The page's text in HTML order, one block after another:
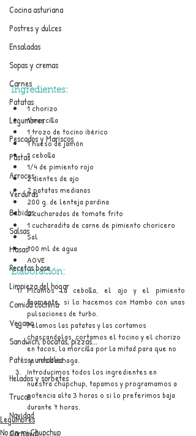
Cocina asturiana
Postres y dulces
Ensaladas
Sopas y cremas
Carnes
Patatas
Legumbres
Pescados y Mariscos
Pastas
Arroces
Verduras
Bebidas
Salsas
Masas
Recetas base
Limpieza del hogar
Comida cochina
Vegano
Sandwich, bocatas, pizzas...
Patés y untables
Helados y sorbetes
Trucos
Navidad
Carnaval
Ingredientes:
1 chorizo
1 morcilla
1 trozo de tocino ibérico
1 hueso de jamón
1 cebolla
1/4 de pimiento rojo
2 dientes de ajo
2 patatas medianas
200 g. de lenteja pardina
2 cucharadas de tomate frito
1 cucharadita de carne de pimiento choricero
Sal
700 ml de agua
AOVE
Elaboración:
Picamos la cebolla, el ajo y el pimiento
finamente, si lo hacemos con Mambo con unas
pulsaciones de turbo.
Pelamos las patatas y las cortamos
chascandolas, cortamos el tocino y el chorizo
en tacos, la morcilla por la mitad para que no
se nos deshaga.
Introducimos todos los ingredientes en
nuestra chupchup, tapamos y programamos a
potencia alta 3 horas o si lo preferimos baja
durante 7 horas.
Legumbres
No sin mi Chupchup